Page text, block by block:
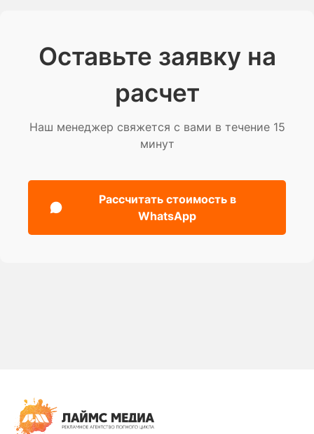
Оставьте заявку на
расчет
Наш менеджер свяжется с вами в течение 15
минут
Рассчитать стоимость в
WhatsApp